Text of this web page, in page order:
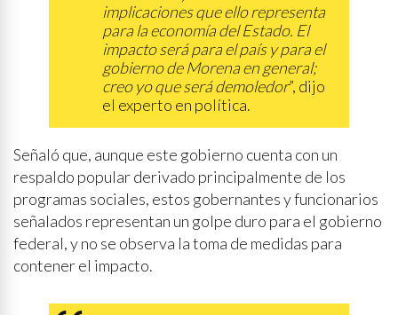
implicaciones que ello representa
para la economía del Estado. El
impacto será para el país y para el
gobierno de Morena en general;
creo yo que será demoledor”, dijo
el experto en política.
Señaló que, aunque este gobierno cuenta con un
respaldo popular derivado principalmente de los
programas sociales, estos gobernantes y funcionarios
señalados representan un golpe duro para el gobierno
federal, y no se observa la toma de medidas para
contener el impacto.